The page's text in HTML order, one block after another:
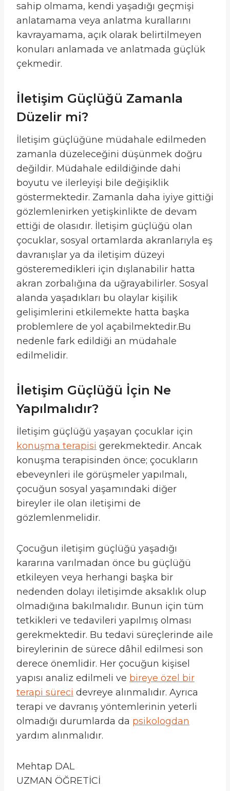
sahip olmama, kendi yaşadığı geçmişi
anlatamama veya anlatma kurallarını
kavrayamama, açık olarak belirtilmeyen
konuları anlamada ve anlatmada güçlük
çekmedir.
İletişim Güçlüğü Zamanla
Düzelir mi?
İletişim güçlüğüne müdahale edilmeden
zamanla düzeleceğini düşünmek doğru
değildir. Müdahale edildiğinde dahi
boyutu ve ilerleyişi bile değişiklik
göstermektedir. Zamanla daha iyiye gittiği
gözlemlenirken yetişkinlikte de devam
ettiği de olasıdır. İletişim güçlüğü olan
çocuklar, sosyal ortamlarda akranlarıyla eş
davranışlar ya da iletişim düzeyi
gösteremedikleri için dışlanabilir hatta
akran zorbalığına da uğrayabilirler. Sosyal
alanda yaşadıkları bu olaylar kişilik
gelişimlerini etkilemekte hatta başka
problemlere de yol açabilmektedir.Bu
nedenle fark edildiği an müdahale
edilmelidir.
İletişim Güçlüğü İçin Ne
Yapılmalıdır?
İletişim güçlüğü yaşayan çocuklar için
konuşma terapisi gerekmektedir. Ancak
konuşma terapisinden önce; çocukların
ebeveynleri ile görüşmeler yapılmalı,
çocuğun sosyal yaşamındaki diğer
bireyler ile olan iletişimi de
gözlemlenmelidir.
Çocuğun iletişim güçlüğü yaşadığı
kararına varılmadan önce bu güçlüğü
etkileyen veya herhangi başka bir
nedenden dolayı iletişimde aksaklık olup
olmadığına bakılmalıdır. Bunun için tüm
tetkikleri ve tedavileri yapılmış olması
gerekmektedir. Bu tedavi süreçlerinde aile
bireylerinin de sürece dâhil edilmesi son
derece önemlidir. Her çocuğun kişisel
yapısı analiz edilmeli ve bireye özel bir
terapi süreci devreye alınmalıdır. Ayrıca
terapi ve davranış yöntemlerinin yeterli
olmadığı durumlarda da psikologdan
yardım alınmalıdır.
Mehtap DAL
UZMAN ÖĞRETİCİ